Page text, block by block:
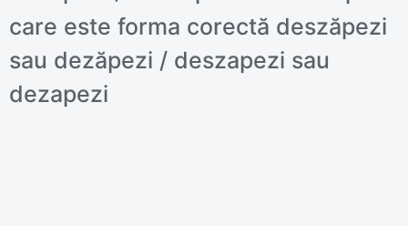
care este forma corectă deszăpezi
sau dezăpezi / deszapezi sau
dezapezi